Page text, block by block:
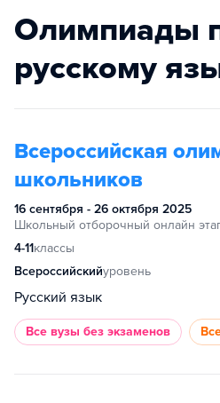
Олимпиады
русскому
Всероссийская
школьников
16 сентября - 26 октября 2025
Школьный отборочный онлайн
4-11классы
Всероссийскийуровень
Русский язык
Все вузы без экзаменов